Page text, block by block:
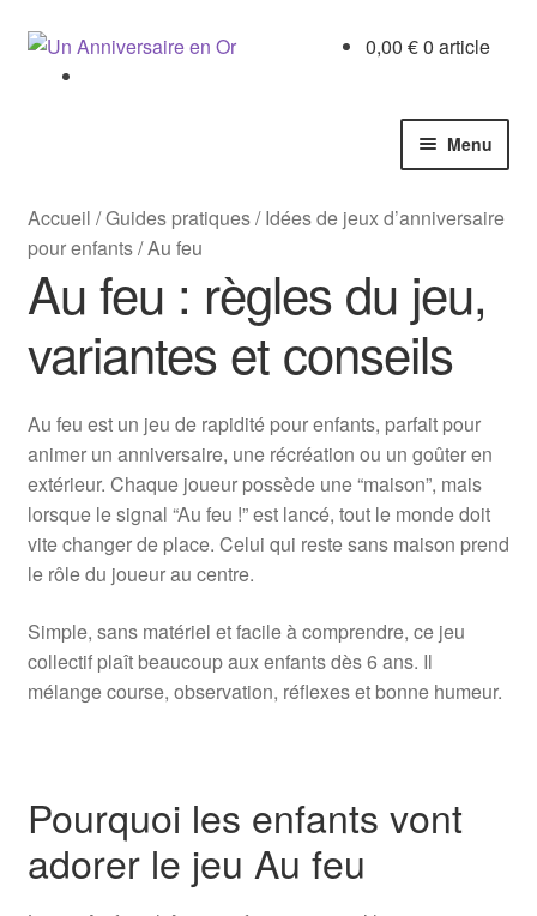
Aller
Aller
0,00€0 article
Menu
Boutique
Escape games
Cahiers activités
Mini-kits
Jeux gratuits
Guides
Accueil /Guides pratiques/Idées de jeux d’anniversaire
pour enfants/Au feu
Au feu : règles du jeu,
variantes et conseils
Au feu est un jeu de rapidité pour enfants, parfait pour
animer un anniversaire, une récréation ou un goûter en
extérieur. Chaque joueur possède une “maison”, mais
lorsque le signal “Au feu !” est lancé, tout le monde doit
vite changer de place. Celui qui reste sans maison prend
le rôle du joueur au centre.
Simple, sans matériel et facile à comprendre, ce jeu
collectif plaît beaucoup aux enfants dès 6 ans. Il
mélange course, observation, réflexes et bonne humeur.
Pourquoi les enfants vont
adorer le jeu Au feu